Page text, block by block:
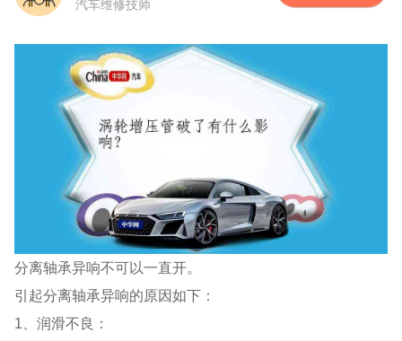
汽车维修技师
分离轴承异响不可以一直开。
引起分离轴承异响的原因如下：
1、润滑不良：